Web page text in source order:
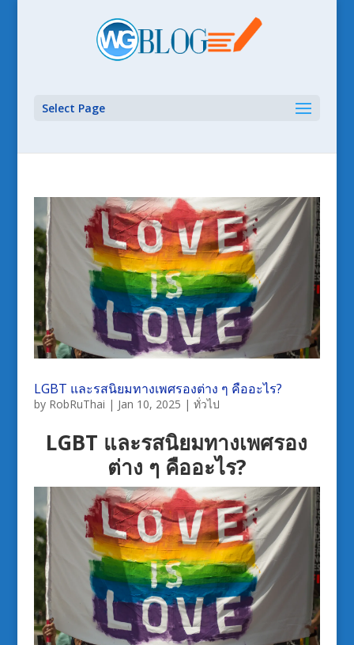
Select Page
LGBT และรสนิยมทางเพศรองต่าง ๆ คืออะไร?
by RobRuThai | Jan 10, 2025 | ทั่วไป
LGBT และรสนิยมทางเพศรอง
ต่าง ๆ คืออะไร?